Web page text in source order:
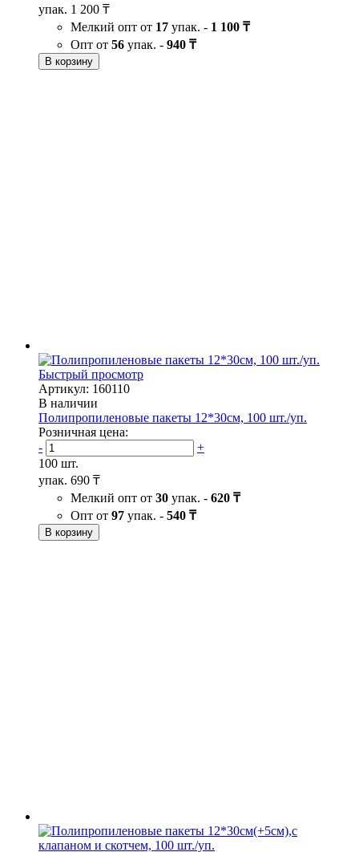
упак. 1 200 ₸
Мелкий опт от 17 упак. - 1 100 ₸
Опт от 56 упак. - 940 ₸
В корзину
Быстрый просмотр
Артикул: 160110
В наличии
Полипропиленовые пакеты 12*30см, 100 шт./уп.
Розничная цена:
-
+
100 шт.
упак. 690 ₸
Мелкий опт от 30 упак. - 620 ₸
Опт от 97 упак. - 540 ₸
В корзину